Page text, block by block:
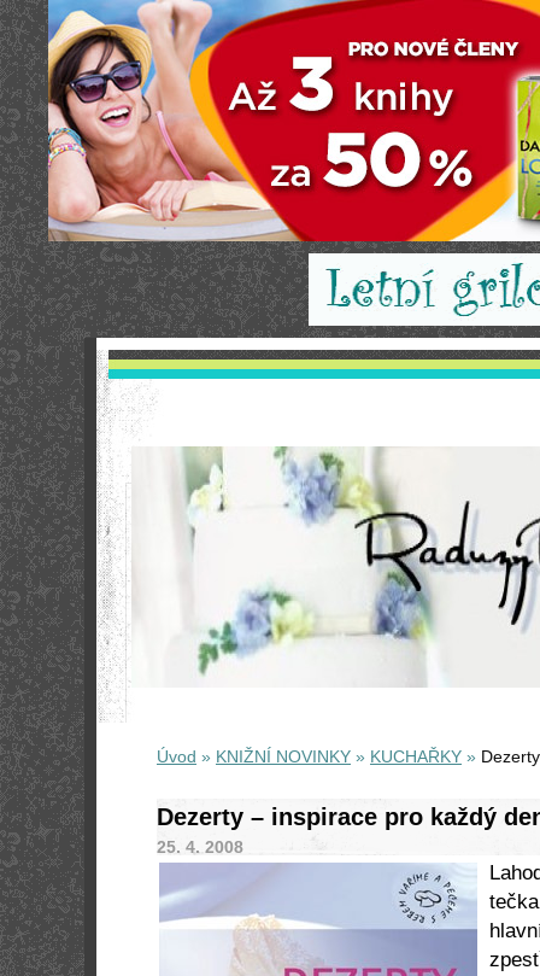
Úvod » KNIŽNÍ NOVINKY » KUCHAŘKY »
Dezerty – inspirace pro každý
25. 4. 2008